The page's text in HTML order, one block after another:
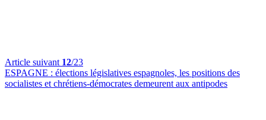
Article suivant 12/23
ESPAGNE : élections législatives espagnoles, les positions des
socialistes et chrétiens-démocrates demeurent aux antipodes